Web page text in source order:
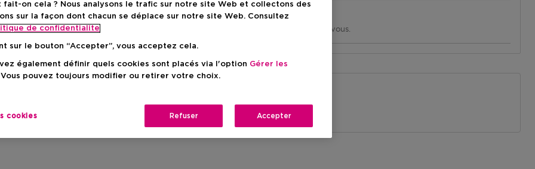
Retrait en magasin
Retrait dans un magasin près de chez vous.
Note olfactive Florale
Ingrédient Muguet Musc
fait-on cela ? Nous analysons le trafic sur notre site Web et collectons des
sur la façon dont chacun se déplace sur notre site Web. Consultez
de confidentialite
sur le bouton “Accepter”, vous acceptez cela.
également définir quels cookies sont placés via l'option Gérer les
Vous pouvez toujours modifier ou retirer votre choix.
cookies Refuser Accepter